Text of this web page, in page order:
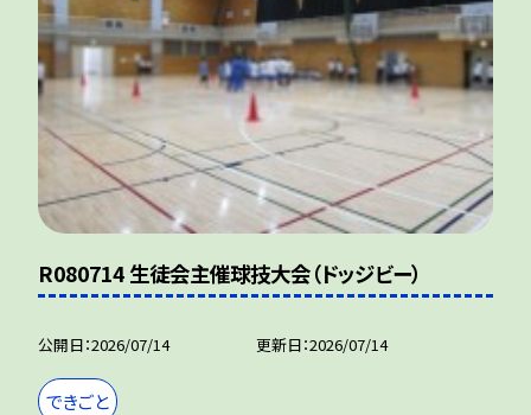
R080714 生徒会主催球技大会（ドッジビー）
公開日 2026/07/14 更新日 2026/07/14
できごと